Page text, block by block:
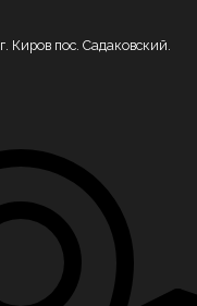
Киров пос. Садаковский.